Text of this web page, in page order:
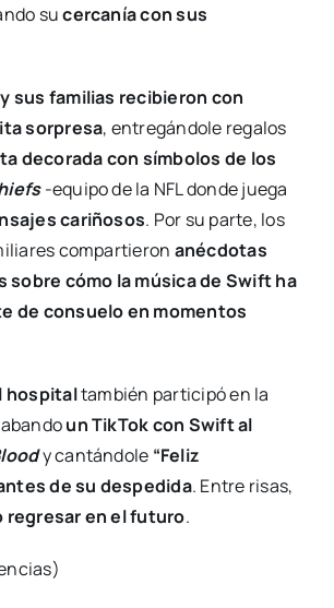
sucercanía con sus
sus familias recibieron con
sorpresa, entregándole regalos
decorada con símbolos de los
-equipo de la NFL donde juega
cariñosos. Por su parte, los
compartieron anécdotas
sobre cómo la música de Swift ha
de consuelo en momentos
hospitaltambién participó en la
un TikTok con Swift al
y cantándole “Feliz
de su despedida. Entre risas,
regresar en el futuro.